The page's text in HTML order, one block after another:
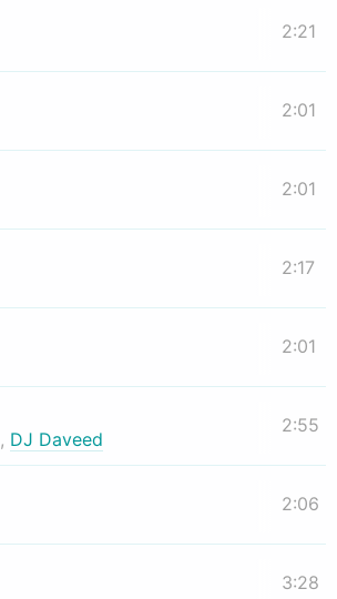
2:21
2:01
2:01
2:17
2:01
, DJ Daveed
2:55
2:06
3:28